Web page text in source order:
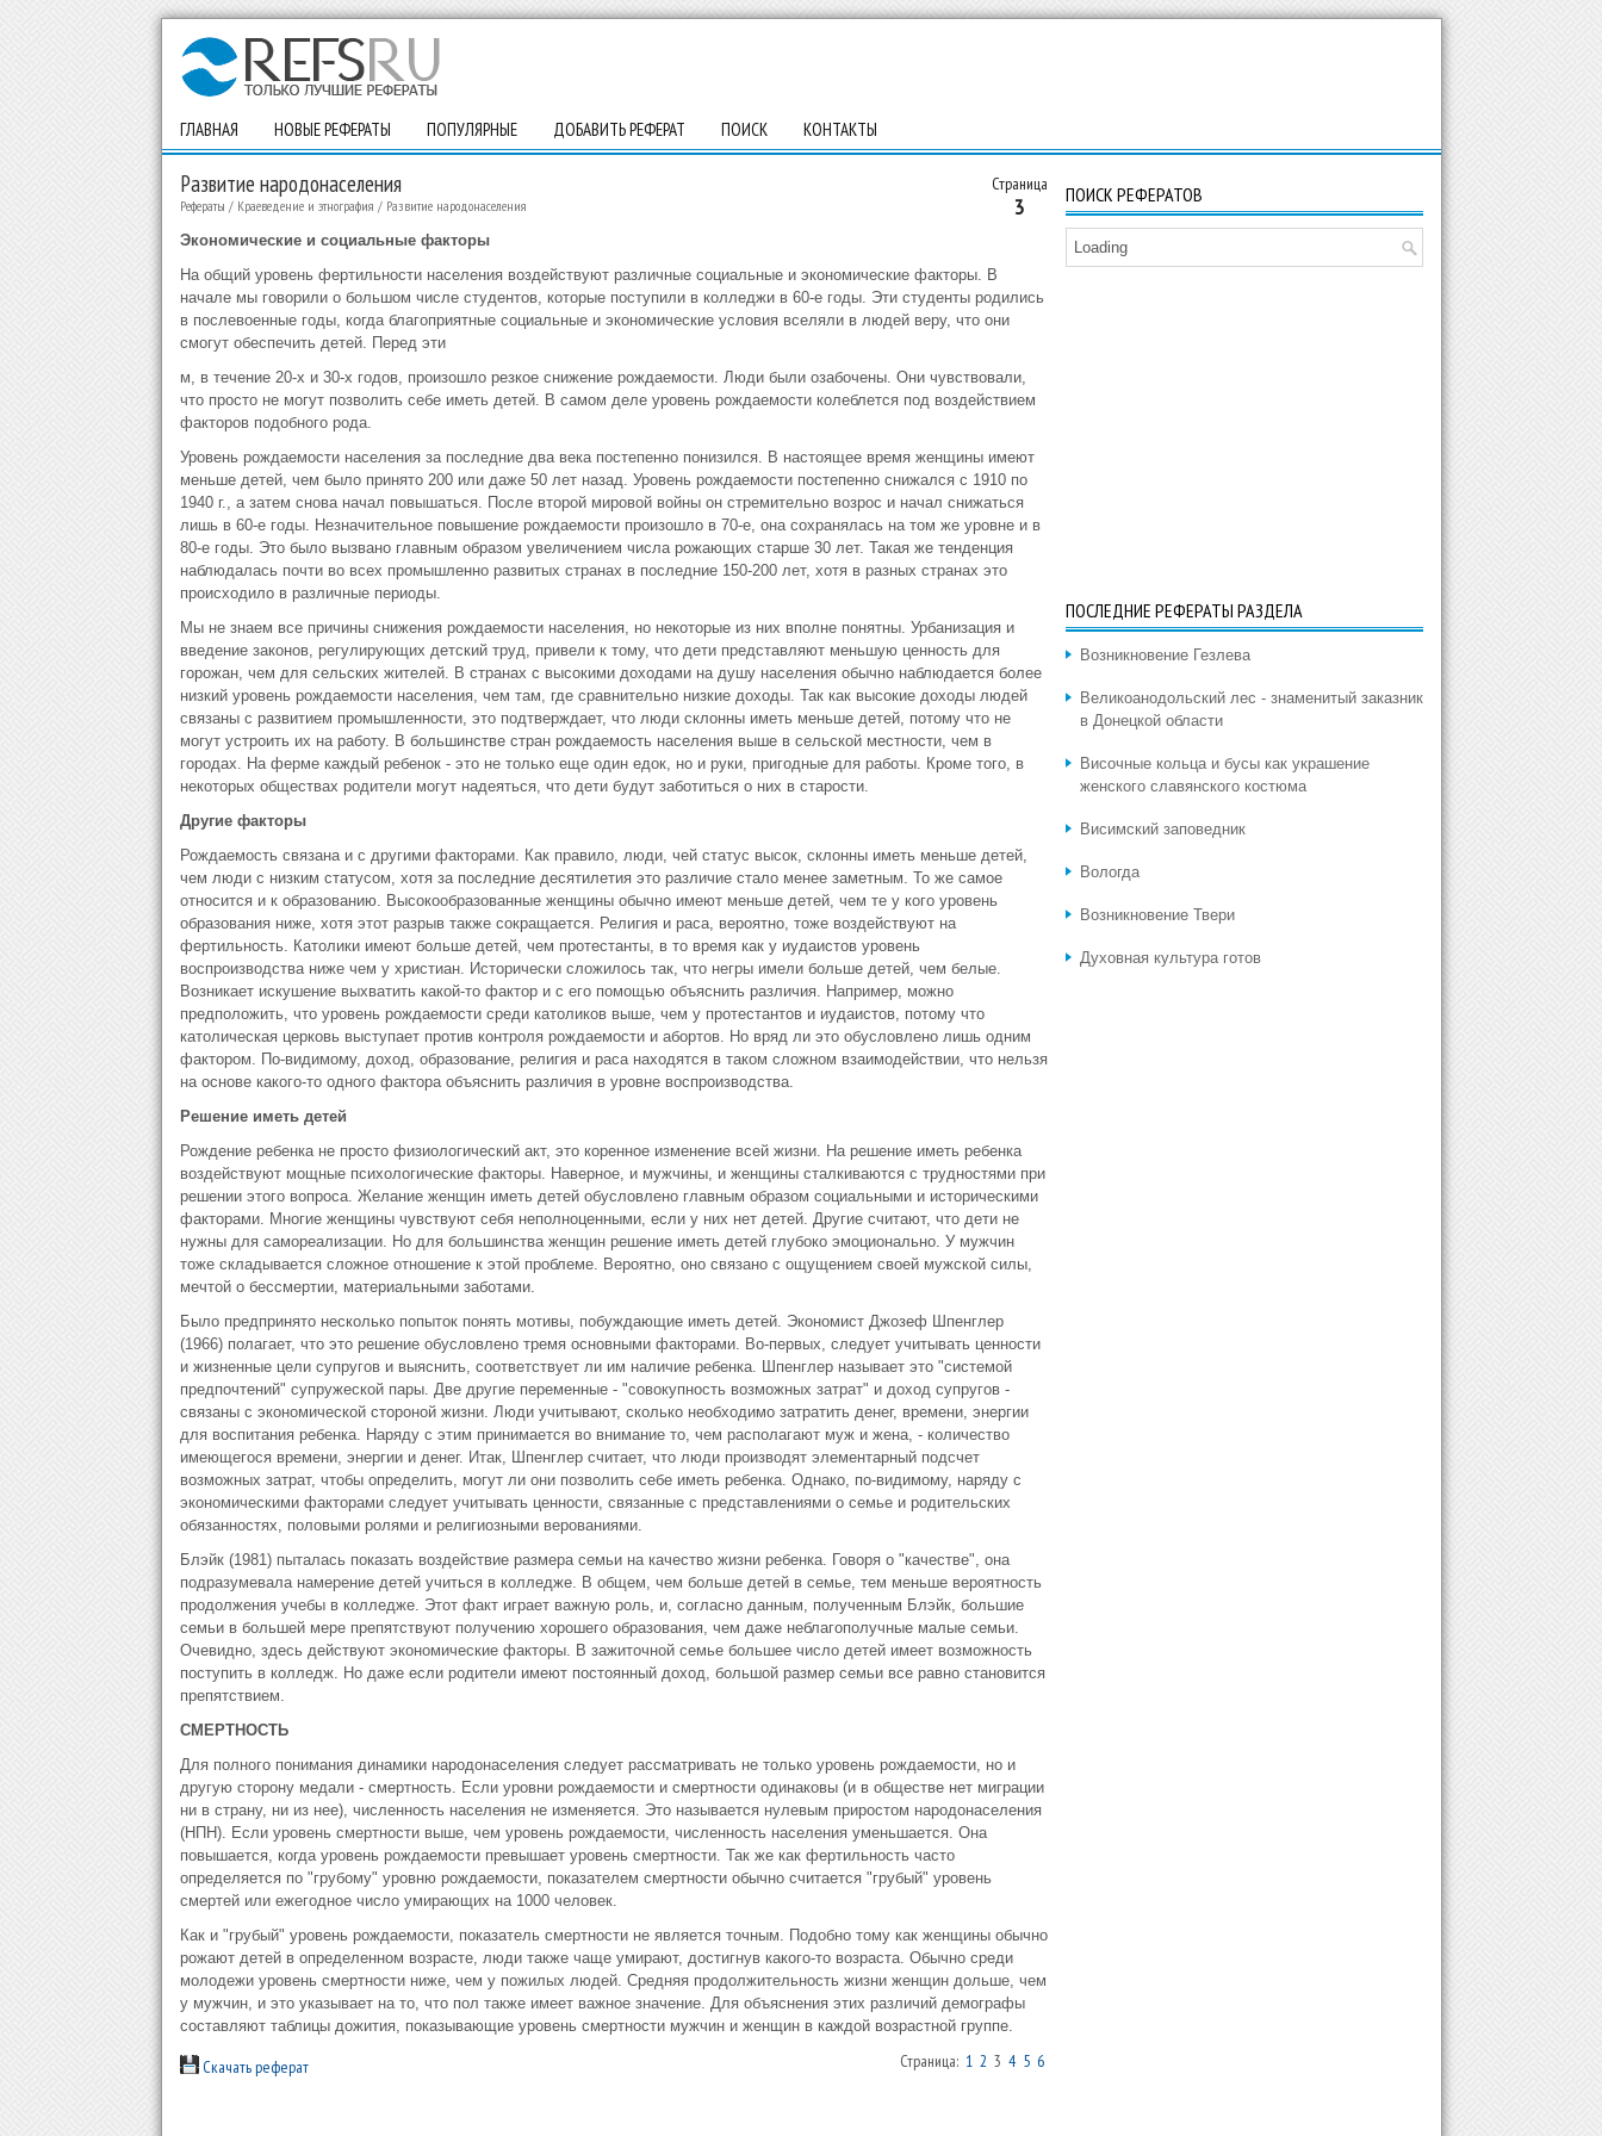
ГЛАВНАЯ НОВЫЕ РЕФЕРАТЫ ПОПУЛЯРНЫЕ ДОБАВИТЬ РЕФЕРАТ ПОИСК КОНТАКТЫ
Страница
3
Развитие народонаселения
Рефераты / Краеведение и этнография / Развитие народонаселения
Экономические и социальные факторы
На общий уровень фертильности населения воздействуют различные социальные и экономические факторы. В
начале мы говорили о большом числе студентов, которые поступили в колледжи в 60-е годы. Эти студенты родились
в послевоенные годы, когда благоприятные социальные и экономические условия вселяли в людей веру, что они
смогут обеспечить детей. Перед эти
м, в течение 20-х и 30-х годов, произошло резкое снижение рождаемости. Люди были озабочены. Они чувствовали,
что просто не могут позволить себе иметь детей. В самом деле уровень рождаемости колеблется под воздействием
факторов подобного рода.
Уровень рождаемости населения за последние два века постепенно понизился. В настоящее время женщины имеют
меньше детей, чем было принято 200 или даже 50 лет назад. Уровень рождаемости постепенно снижался с 1910 по
1940 г., а затем снова начал повышаться. После второй мировой войны он стремительно возрос и начал снижаться
лишь в 60-е годы. Незначительное повышение рождаемости произошло в 70-е, она сохранялась на том же уровне и в
80-е годы. Это было вызвано главным образом увеличением числа рожающих старше 30 лет. Такая же тенденция
наблюдалась почти во всех промышленно развитых странах в последние 150-200 лет, хотя в разных странах это
происходило в различные периоды.
Мы не знаем все причины снижения рождаемости населения, но некоторые из них вполне понятны. Урбанизация и
введение законов, регулирующих детский труд, привели к тому, что дети представляют меньшую ценность для
горожан, чем для сельских жителей. В странах с высокими доходами на душу населения обычно наблюдается более
низкий уровень рождаемости населения, чем там, где сравнительно низкие доходы. Так как высокие доходы людей
связаны с развитием промышленности, это подтверждает, что люди склонны иметь меньше детей, потому что не
могут устроить их на работу. В большинстве стран рождаемость населения выше в сельской местности, чем в
городах. На ферме каждый ребенок - это не только еще один едок, но и руки, пригодные для работы. Кроме того, в
некоторых обществах родители могут надеяться, что дети будут заботиться о них в старости.
Другие факторы
Рождаемость связана и с другими факторами. Как правило, люди, чей статус высок, склонны иметь меньше детей,
чем люди с низким статусом, хотя за последние десятилетия это различие стало менее заметным. То же самое
относится и к образованию. Высокообразованные женщины обычно имеют меньше детей, чем те у кого уровень
образования ниже, хотя этот разрыв также сокращается. Религия и раса, вероятно, тоже воздействуют на
фертильность. Католики имеют больше детей, чем протестанты, в то время как у иудаистов уровень
воспроизводства ниже чем у христиан. Исторически сложилось так, что негры имели больше детей, чем белые.
Возникает искушение выхватить какой-то фактор и с его помощью объяснить различия. Например, можно
предположить, что уровень рождаемости среди католиков выше, чем у протестантов и иудаистов, потому что
католическая церковь выступает против контроля рождаемости и абортов. Но вряд ли это обусловлено лишь одним
фактором. По-видимому, доход, образование, религия и раса находятся в таком сложном взаимодействии, что нельзя
на основе какого-то одного фактора объяснить различия в уровне воспроизводства.
Решение иметь детей
Рождение ребенка не просто физиологический акт, это коренное изменение всей жизни. На решение иметь ребенка
воздействуют мощные психологические факторы. Наверное, и мужчины, и женщины сталкиваются с трудностями при
решении этого вопроса. Желание женщин иметь детей обусловлено главным образом социальными и историческими
факторами. Многие женщины чувствуют себя неполноценными, если у них нет детей. Другие считают, что дети не
нужны для самореализации. Но для большинства женщин решение иметь детей глубоко эмоционально. У мужчин
тоже складывается сложное отношение к этой проблеме. Вероятно, оно связано с ощущением своей мужской силы,
мечтой о бессмертии, материальными заботами.
Было предпринято несколько попыток понять мотивы, побуждающие иметь детей. Экономист Джозеф Шпенглер
(1966) полагает, что это решение обусловлено тремя основными факторами. Во-первых, следует учитывать ценности
и жизненные цели супругов и выяснить, соответствует ли им наличие ребенка. Шпенглер называет это "системой
предпочтений" супружеской пары. Две другие переменные - "совокупность возможных затрат" и доход супругов -
связаны с экономической стороной жизни. Люди учитывают, сколько необходимо затратить денег, времени, энергии
для воспитания ребенка. Наряду с этим принимается во внимание то, чем располагают муж и жена, - количество
имеющегося времени, энергии и денег. Итак, Шпенглер считает, что люди производят элементарный подсчет
возможных затрат, чтобы определить, могут ли они позволить себе иметь ребенка. Однако, по-видимому, наряду с
экономическими факторами следует учитывать ценности, связанные с представлениями о семье и родительских
обязанностях, половыми ролями и религиозными верованиями.
Блэйк (1981) пыталась показать воздействие размера семьи на качество жизни ребенка. Говоря о "качестве", она
подразумевала намерение детей учиться в колледже. В общем, чем больше детей в семье, тем меньше вероятность
продолжения учебы в колледже. Этот факт играет важную роль, и, согласно данным, полученным Блэйк, большие
семьи в большей мере препятствуют получению хорошего образования, чем даже неблагополучные малые семьи.
Очевидно, здесь действуют экономические факторы. В зажиточной семье большее число детей имеет возможность
поступить в колледж. Но даже если родители имеют постоянный доход, большой размер семьи все равно становится
препятствием.
СМЕРТНОСТЬ
Для полного понимания динамики народонаселения следует рассматривать не только уровень рождаемости, но и
другую сторону медали - смертность. Если уровни рождаемости и смертности одинаковы (и в обществе нет миграции
ни в страну, ни из нее), численность населения не изменяется. Это называется нулевым приростом народонаселения
(НПН). Если уровень смертности выше, чем уровень рождаемости, численность населения уменьшается. Она
повышается, когда уровень рождаемости превышает уровень смертности. Так же как фертильность часто
определяется по "грубому" уровню рождаемости, показателем смертности обычно считается "грубый" уровень
смертей или ежегодное число умирающих на 1000 человек.
Как и "грубый" уровень рождаемости, показатель смертности не является точным. Подобно тому как женщины обычно
рожают детей в определенном возрасте, люди также чаще умирают, достигнув какого-то возраста. Обычно среди
молодежи уровень смертности ниже, чем у пожилых людей. Средняя продолжительность жизни женщин дольше, чем
у мужчин, и это указывает на то, что пол также имеет важное значение. Для объяснения этих различий демографы
составляют таблицы дожития, показывающие уровень смертности мужчин и женщин в каждой возрастной группе.
Скачать реферат Страница: 1 2 3 4 5 6
ПОИСК РЕФЕРАТОВ
Loading
ПОСЛЕДНИЕ РЕФЕРАТЫ РАЗДЕЛА
Возникновение Гезлева
Великоанодольский лес - знаменитый заказник
в Донецкой области
Височные кольца и бусы как украшение
женского славянского костюма
Висимский заповедник
Вологда
Возникновение Твери
Духовная культура готов